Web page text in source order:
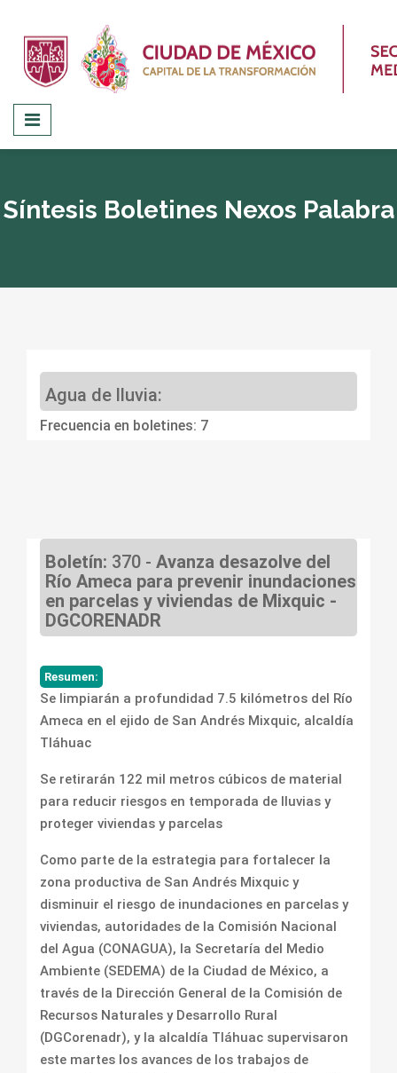
Síntesis Boletines Nexos Palabra
Agua de lluvia:
Frecuencia en boletines: 7
Boletín: 370 - Avanza desazolve del
Río Ameca para prevenir inundaciones
en parcelas y viviendas de Mixquic -
DGCORENADR
Resumen:
Se limpiarán a profundidad 7.5 kilómetros del Río
Ameca en el ejido de San Andrés Mixquic, alcaldía
Tláhuac
Se retirarán 122 mil metros cúbicos de material
para reducir riesgos en temporada de lluvias y
proteger viviendas y parcelas
Como parte de la estrategia para fortalecer la
zona productiva de San Andrés Mixquic y
disminuir el riesgo de inundaciones en parcelas y
viviendas, autoridades de la Comisión Nacional
del Agua (CONAGUA), la Secretaría del Medio
Ambiente (SEDEMA) de la Ciudad de México, a
través de la Dirección General de la Comisión de
Recursos Naturales y Desarrollo Rural
(DGCorenadr), y la alcaldía Tláhuac supervisaron
este martes los avances de los trabajos de